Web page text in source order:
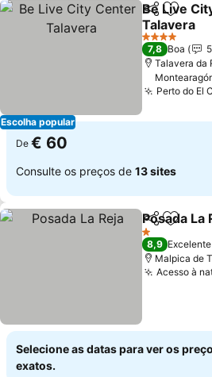
Escolha popular
Partilhar
Be Live
Talavera
Ver preços
4 Estrelas
7,8 Boa
Talavera da
Perto do El
De € 60
Consulte os preços de 13 sites
Partilhar
Posada La
1 Estrelas
8,9 Excelente
Malpica de
Acesso à
Selecione as datas para ver os
exatos.